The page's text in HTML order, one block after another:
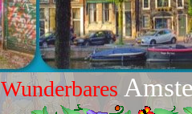
Wunderbares